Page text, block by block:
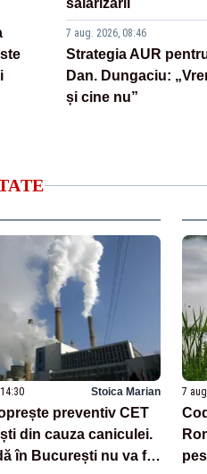
salarizării
7 aug. 2026, 08:46
Strategia AUR
Dan. Dungaciu:
și cine nu”
Stoica Marian
preventiv CET
din cauza caniculei.
în București nu va fi
7